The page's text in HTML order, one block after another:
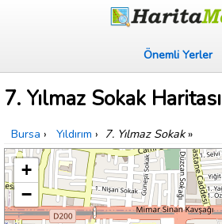
Önemli Yerler
7. Yılmaz Sokak Haritası
Bursa › Yıldırım › 7. Yılmaz Sokak»
+
−